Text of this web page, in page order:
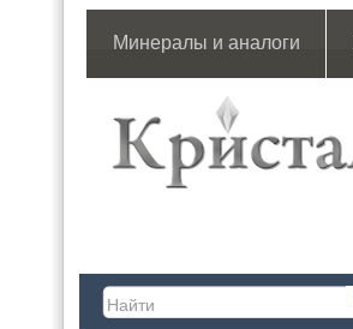
Минералы и аналоги